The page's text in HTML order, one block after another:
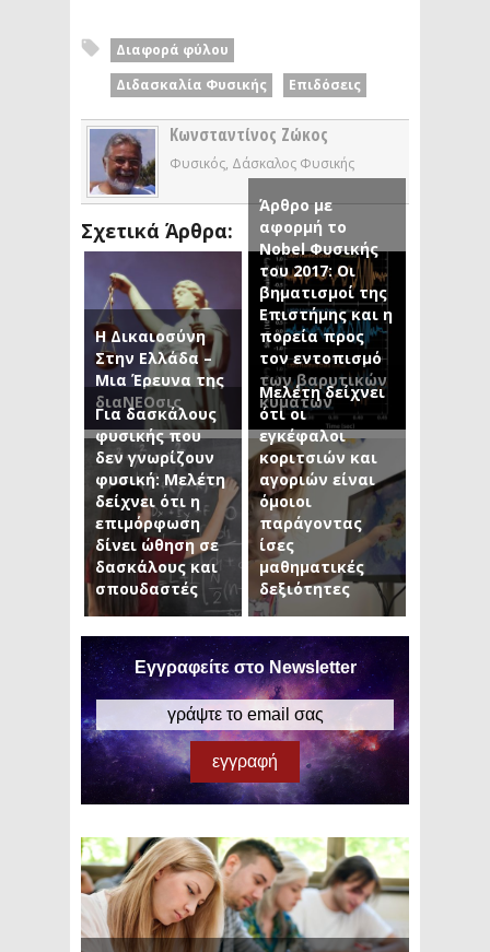
Διαφορά φύλου
Διδασκαλία Φυσικής
Επιδόσεις
Κωνσταντίνος Ζώκος
Φυσικός, Δάσκαλος Φυσικής
Σχετικά Άρθρα:
Η Δικαιοσύνη
Στην Ελλάδα –
Μια Έρευνα της
διαΝΕΟσις
Άρθρο με
αφορμή το
Nobel Φυσικής
του 2017: Οι
βηματισμοί της
Επιστήμης και η
πορεία προς
τον εντοπισμό
των βαρυτικών
κυμάτων
Για δασκάλους
φυσικής που
δεν γνωρίζουν
φυσική: Μελέτη
δείχνει ότι η
επιμόρφωση
δίνει ώθηση σε
δασκάλους και
σπουδαστές
Μελέτη δείχνει
ότι οι
εγκέφαλοι
κοριτσιών και
αγοριών είναι
όμοιοι
παράγοντας
ίσες
μαθηματικές
δεξιότητες
Εγγραφείτε στο Newsletter